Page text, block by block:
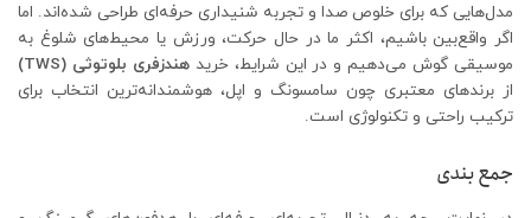
مدل‌هایی که برای خلوص صدا و تجربه شنیداری حرفه‌ای طراحی شده‌اند. اما
اگر واقع‌بین باشیم، اکثر ما در حال حرکت، ورزش یا محیط‌های شلوغ به
موسیقی گوش می‌دهیم و در این شرایط، خریدهندزفری بلوتوثی (TWS)
از برندهای معتبری چون سامسونگ و اپل، هوشمندانه‌ترین انتخاب برای
ترکیب راحتی و تکنولوژی است.
جمع بندی